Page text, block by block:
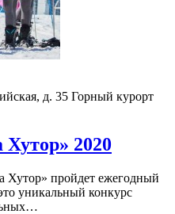
д. 35 Горный курорт
2020
Хутор» пройдет ежегодный
уникальный конкурс